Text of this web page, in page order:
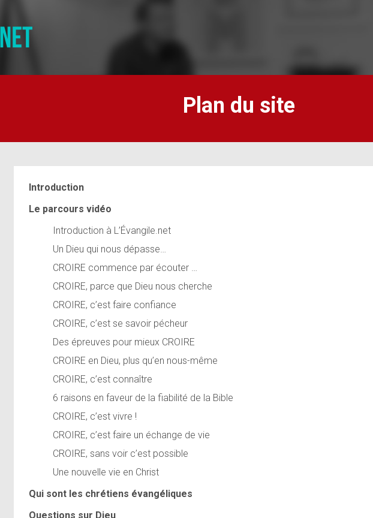
Plan du site
Introduction
Le parcours vidéo
Introduction à L’Évangile.net
Un Dieu qui nous dépasse…
CROIRE commence par écouter …
CROIRE, parce que Dieu nous cherche
CROIRE, c’est faire confiance
CROIRE, c’est se savoir pécheur
Des épreuves pour mieux CROIRE
CROIRE en Dieu, plus qu’en nous-même
CROIRE, c’est connaître
6 raisons en faveur de la fiabilité de la Bible
CROIRE, c’est vivre !
CROIRE, c’est faire un échange de vie
CROIRE, sans voir c’est possible
Une nouvelle vie en Christ
Qui sont les chrétiens évangéliques
Questions sur Dieu